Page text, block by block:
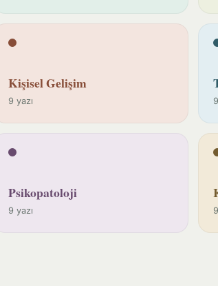
Kişisel Gelişim
9 yazı
Psikopatoloji
9 yazı